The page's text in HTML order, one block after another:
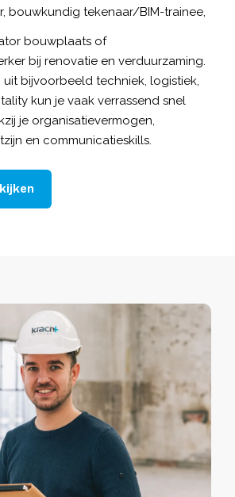
bouwkundig tekenaar/BIM-trainee,
bouwplaats of
bij renovatie en verduurzaming.
uit bijvoorbeeld techniek, logistiek,
kun je vaak verrassend snel
je organisatievermogen,
en communicatieskills.